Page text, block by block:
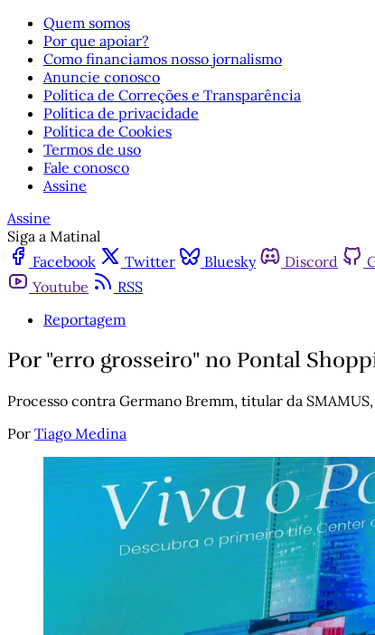
Quem somos
Por que apoiar?
Como financiamos nosso jornalismo
Anuncie conosco
Política de Correções e Transparência
Política de privacidade
Política de Cookies
Termos de uso
Fale conosco
Assine
Assine
Siga a Matinal
Facebook
Twitter Bluesky Discord
Youtube
RSS
Reportagem
Por "erro grosseiro" no Pontal
Processo contra Germano Bremm, titular da
Por Tiago Medina